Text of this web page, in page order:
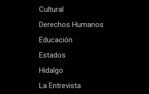
Cultural
Derechos Humanos
Educación
Estados
Hidalgo
La Entrevista